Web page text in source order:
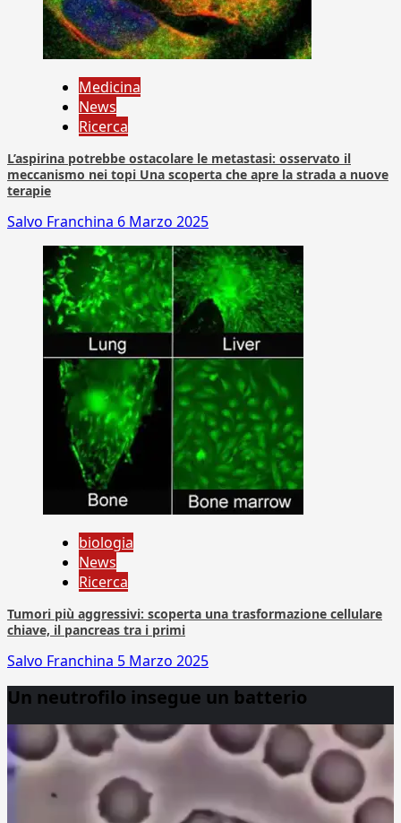
Medicina
News
Ricerca
L’aspirina potrebbe ostacolare le metastasi: osservato il
meccanismo nei topi Una scoperta che apre la strada a nuove
terapie
Salvo Franchina 6 Marzo 2025
biologia
News
Ricerca
Tumori più aggressivi: scoperta una trasformazione cellulare
chiave, il pancreas tra i primi
Salvo Franchina 5 Marzo 2025
Un neutrofilo insegue un batterio
Player